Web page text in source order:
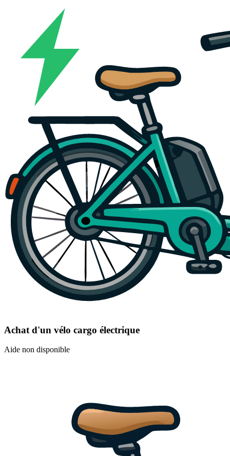
Achat d'un vélo cargo électrique
Aide non disponible